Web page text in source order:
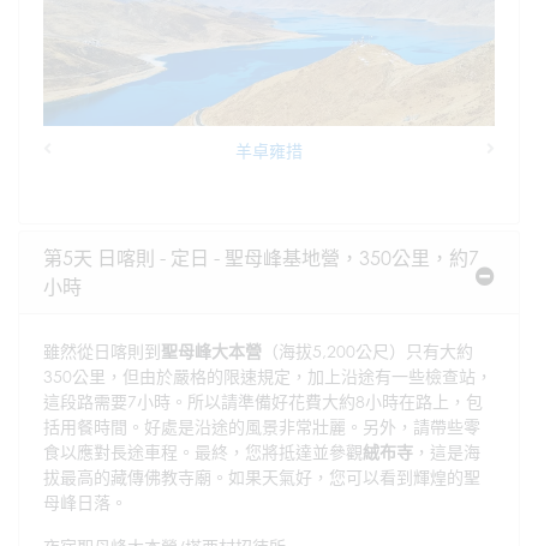
羊卓雍措
第5天 日喀則 - 定日 - 聖母峰基地營，350公里，約7
小時
雖然從日喀則到 聖母峰大本營 （海拔5,200公尺）只有大約
350公里，但由於嚴格的限速規定，加上沿途有一些檢查站，
這段路需要7小時。所以請準備好花費大約8小時在路上，包
括用餐時間。好處是沿途的風景非常壯麗。另外，請帶些零
食以應對長途車程。最終，您將抵達並參觀絨布寺 ，這是海
拔最高的藏傳佛教寺廟。如果天氣好，您可以看到輝煌的聖
母峰日落。